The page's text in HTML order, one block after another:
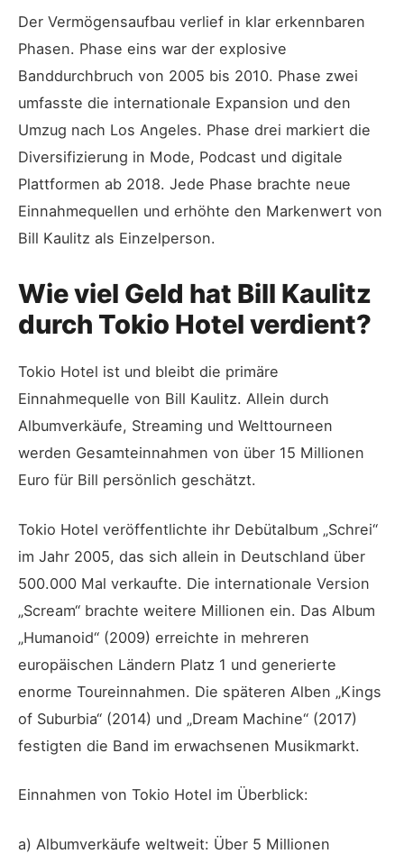
Der Vermögensaufbau verlief in klar erkennbaren
Phasen. Phase eins war der explosive
Banddurchbruch von 2005 bis 2010. Phase zwei
umfasste die internationale Expansion und den
Umzug nach Los Angeles. Phase drei markiert die
Diversifizierung in Mode, Podcast und digitale
Plattformen ab 2018. Jede Phase brachte neue
Einnahmequellen und erhöhte den Markenwert von
Bill Kaulitz als Einzelperson.
Wie viel Geld hat Bill Kaulitz
durch Tokio Hotel verdient?
Tokio Hotel ist und bleibt die primäre
Einnahmequelle von Bill Kaulitz. Allein durch
Albumverkäufe, Streaming und Welttourneen
werden Gesamteinnahmen von über 15 Millionen
Euro für Bill persönlich geschätzt.
Tokio Hotel veröffentlichte ihr Debütalbum „Schrei“
im Jahr 2005, das sich allein in Deutschland über
500.000 Mal verkaufte. Die internationale Version
„Scream“ brachte weitere Millionen ein. Das Album
„Humanoid“ (2009) erreichte in mehreren
europäischen Ländern Platz 1 und generierte
enorme Toureinnahmen. Die späteren Alben „Kings
of Suburbia“ (2014) und „Dream Machine“ (2017)
festigten die Band im erwachsenen Musikmarkt.
Einnahmen von Tokio Hotel im Überblick:
a) Albumverkäufe weltweit: Über 5 Millionen